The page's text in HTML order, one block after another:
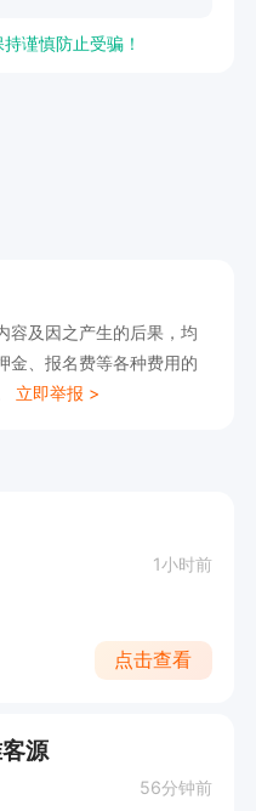
谨慎防止受骗！
容及因之产生的后果，均
金、报名费等各种费用的
立即举报 >
1小时前
点击查看
源
56分钟前